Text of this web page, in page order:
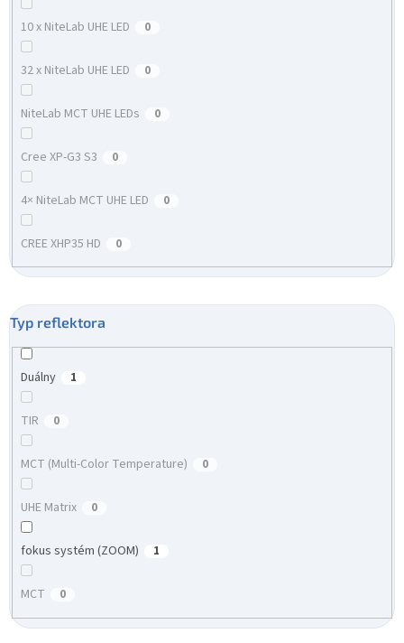
10 x NiteLab UHE LED 0
32 x NiteLab UHE LED 0
NiteLab MCT UHE LEDs 0
Cree XP-G3 S3 0
4× NiteLab MCT UHE LED 0
CREE XHP35 HD 0
Typ reflektora
Duálny 1
TIR 0
MCT (Multi-Color Temperature) 0
UHE Matrix 0
fokus systém (ZOOM) 1
MCT 0